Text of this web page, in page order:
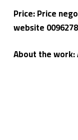
Price: Price
website
About the